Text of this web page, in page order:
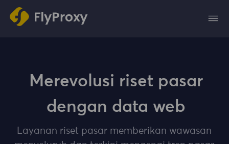
Merevolusi riset pasar
dengan data web
Layanan riset pasar memberikan wawasan